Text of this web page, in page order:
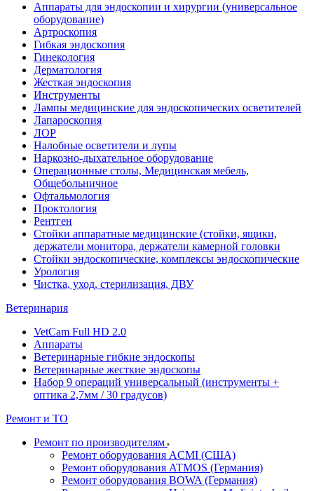
Аппараты для эндоскопии и хирургии (универсальное
оборудование)
Артроскопия
Гибкая эндоскопия
Гинекология
Дерматология
Жесткая эндоскопия
Инструменты
Лампы медицинские для эндоскопических осветителей
Лапароскопия
ЛОР
Налобные осветители и лупы
Наркозно-дыхательное оборудование
Операционные столы, Медицинская мебель,
Общебольничное
Офтальмология
Проктология
Рентген
Стойки аппаратные медицинские (стойки, ящики,
держатели монитора, держатели камерной головки
Стойки эндоскопические, комплексы эндоскопические
Урология
Чистка, уход, стерилизация, ДВУ
Ветеринария
VetCam Full HD 2.0
Аппараты
Ветеринарные гибкие эндоскопы
Ветеринарные жесткие эндоскопы
Набор 9 операций универсальный (инструменты +
оптика 2,7мм / 30 градусов)
Ремонт и ТО
Ремонт по производителям
Ремонт оборудования ACMI (США)
Ремонт оборудования ATMOS (Германия)
Ремонт оборудования BOWA (Германия)